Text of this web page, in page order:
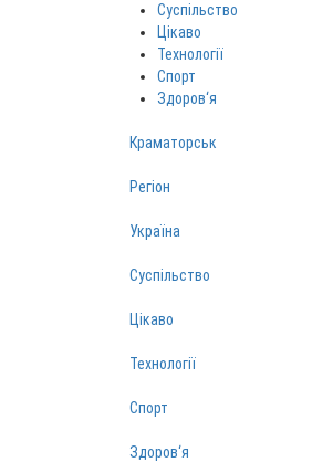
Суспільство
Цікаво
Технології
Спорт
Здоров‘я
Краматорськ
Регіон
Україна
Суспільство
Цікаво
Технології
Спорт
Здоров‘я